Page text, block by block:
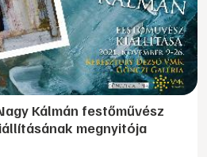
Kálmán festőművész
megnyitója